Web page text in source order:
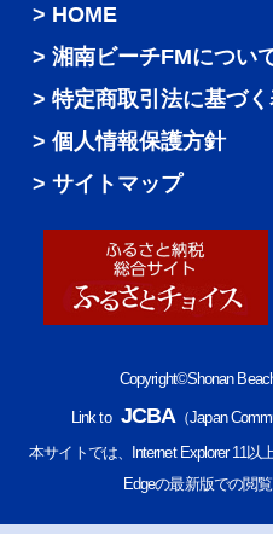
HOME
湘南ビーチFMについ
特定商取引法に基づ
個人情報保護方針
サイトマップ
Copyright©Shonan
Link to JCBA（Japan
本サイトでは、Internet Explorer 11以
Edgeの最新版での閲